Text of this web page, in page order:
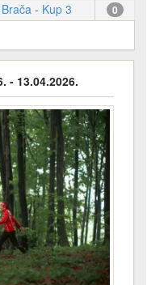
- Kup 3 0
- 13.04.2026.